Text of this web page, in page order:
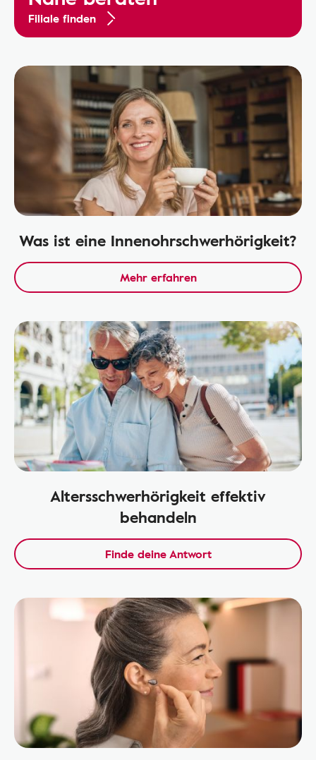
Filiale finden
Was ist eine Innenohrschwerhörigkeit?
Mehr erfahren
Altersschwerhörigkeit effektiv
behandeln
Finde deine Antwort